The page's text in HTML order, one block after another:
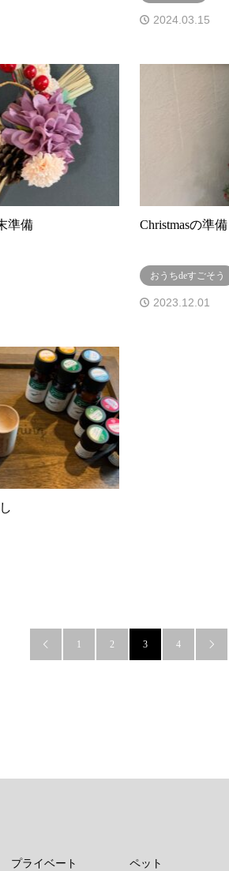
2024.03.15
準備 Christmasの準備
おうちdeすごそう
2023.12.01
 1 2 3 4 
プライベート ペット